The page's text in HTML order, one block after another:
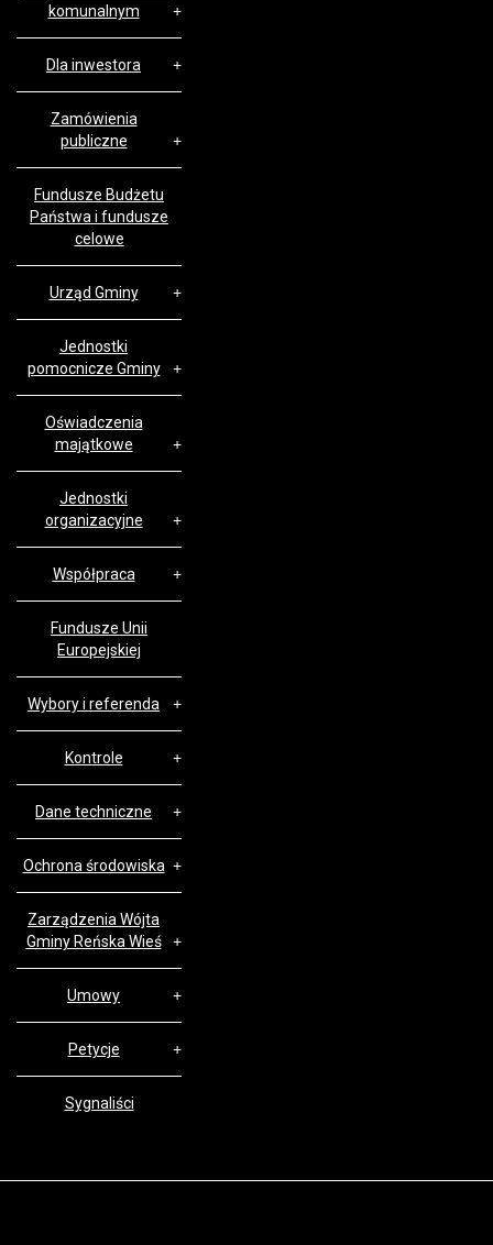
komunalnym
Dla inwestora
Zamówienia
publiczne
Fundusze Budżetu
Państwa i fundusze
celowe
Urząd Gminy
Jednostki
pomocnicze Gminy
Oświadczenia
majątkowe
Jednostki
organizacyjne
Współpraca
Fundusze Unii
Europejskiej
Wybory i referenda
Kontrole
Dane techniczne
Ochrona środowiska
Zarządzenia Wójta
Gminy Reńska Wieś
Umowy
Petycje
Sygnaliści